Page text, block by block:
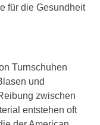
für die Gesundheit
Turnschuhen
und
zwischen
entstehen oft